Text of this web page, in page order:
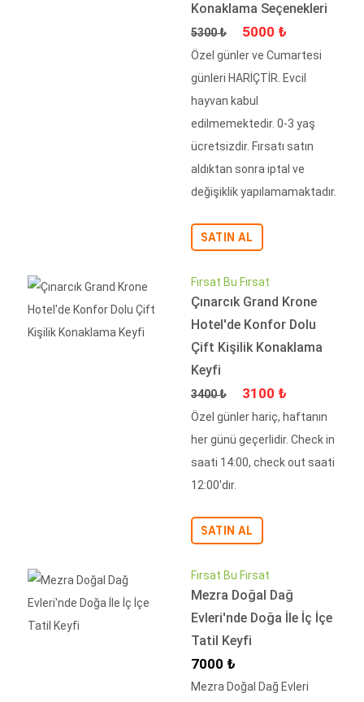
Konaklama Seçenekleri
Fiyat
5300 ₺ İndirimli Fiyat
5000 ₺
Özel günler ve Cumartesi
günleri HARİÇTİR. Evcil
hayvan kabul
edilmemektedir. 0-3 yaş
ücretsizdir. Fırsatı satın
aldıktan sonra iptal ve
değişiklik yapılamamaktadır.
SATIN AL
Fırsat Bu Fırsat
Çınarcık Grand Krone
Hotel'de Konfor Dolu
Çift Kişilik Konaklama
Keyfi
Fiyat
3400 ₺ İndirimli Fiyat
3100 ₺
Özel günler hariç, haftanın
her günü geçerlidir. Check in
saati 14:00, check out saati
12:00'dır.
SATIN AL
Fırsat Bu Fırsat
Mezra Doğal Dağ
Evleri'nde Doğa İle İç İçe
Tatil Keyfi
İndirimli Fiyat
7000 ₺
Mezra Doğal Dağ Evleri